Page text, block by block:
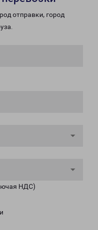
отправки, город
НДС)